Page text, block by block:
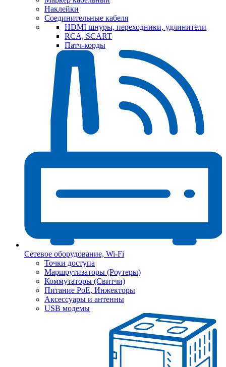
Наклейки
Соединительные кабеля
HDMI шнуры, переходники, удлинители
RCA, SCART
Патч-корды
Сетевое оборудование, Wi-Fi
Точки доступа
Маршрутизаторы (Роутеры)
Коммутаторы (Свитчи)
Питание PoE, Инжекторы
Аксессуары и антенны
USB модемы